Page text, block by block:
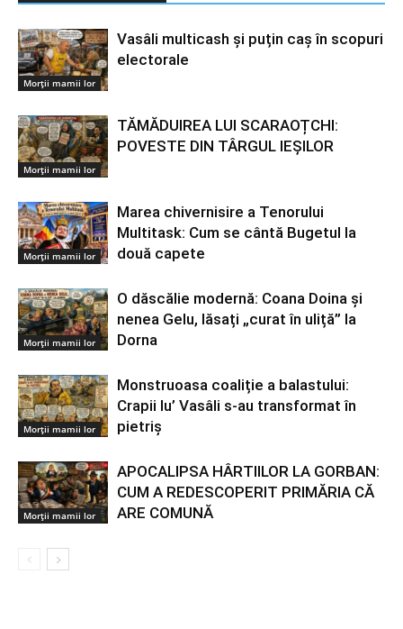
Morții mamii lor
Vasâli multicash și puțin caș în scopuri
electorale
Morții mamii lor
TĂMĂDUIREA LUI SCARAOȚCHI:
POVESTE DIN TÂRGUL IEȘILOR
Morții mamii lor
Marea chivernisire a Tenorului
Multitask: Cum se cântă Bugetul la
două capete
Morții mamii lor
O dăscălie modernă: Coana Doina și
nenea Gelu, lăsați „curat în uliță” la
Dorna
Morții mamii lor
Monstruoasa coaliție a balastului:
Crapii lu’ Vasâli s-au transformat în
pietriș
Morții mamii lor
APOCALIPSA HÂRTIILOR LA GORBAN:
CUM A REDESCOPERIT PRIMĂRIA CĂ
ARE COMUNĂ